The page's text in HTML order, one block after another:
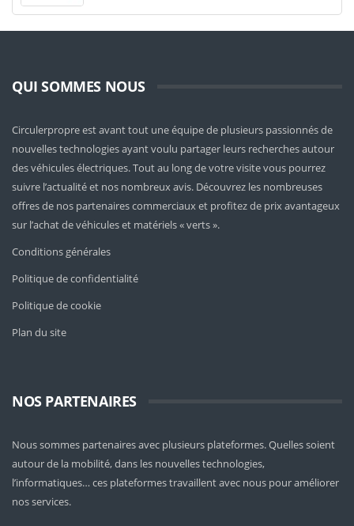
QUI SOMMES NOUS
Circulerpropre est avant tout une équipe de plusieurs passionnés de
nouvelles technologies ayant voulu partager leurs recherches autour
des véhicules électriques. Tout au long de votre visite vous pourrez
suivre l’actualité et nos nombreux avis. Découvrez les nombreuses
offres de nos partenaires commerciaux et profitez de prix avantageux
sur l’achat de véhicules et matériels « verts ».
Conditions générales
Politique de confidentialité
Politique de cookie
Plan du site
NOS PARTENAIRES
Nous sommes partenaires avec plusieurs plateformes. Quelles soient
autour de la mobilité, dans les nouvelles technologies,
l’informatiques… ces plateformes travaillent avec nous pour améliorer
nos services.